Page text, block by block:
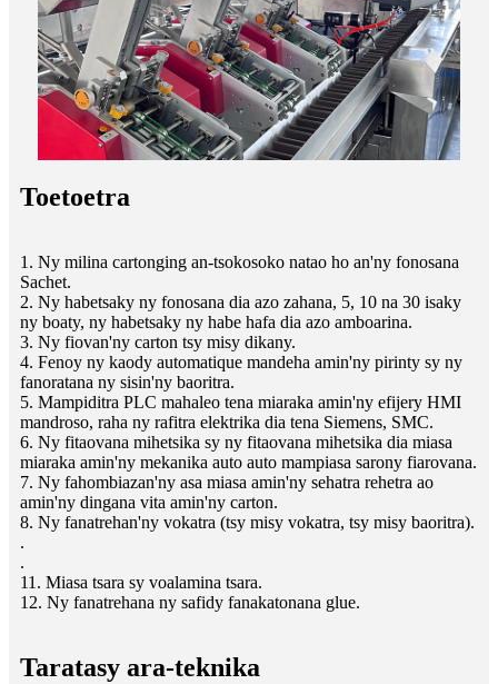
Toetoetra
1. Ny milina cartonging an-tsokosoko natao ho an'ny fonosana
Sachet.
2. Ny habetsaky ny fonosana dia azo zahana, 5, 10 na 30 isaky
ny boaty, ny habetsaky ny habe hafa dia azo amboarina.
3. Ny fiovan'ny carton tsy misy dikany.
4. Fenoy ny kaody automatique mandeha amin'ny pirinty sy ny
fanoratana ny sisin'ny baoritra.
5. Mampiditra PLC mahaleo tena miaraka amin'ny efijery HMI
mandroso, raha ny rafitra elektrika dia tena Siemens, SMC.
6. Ny fitaovana mihetsika sy ny fitaovana mihetsika dia miasa
miaraka amin'ny mekanika auto auto mampiasa sarony fiarovana.
7. Ny fahombiazan'ny asa miasa amin'ny sehatra rehetra ao
amin'ny dingana vita amin'ny carton.
8. Ny fanatrehan'ny vokatra (tsy misy vokatra, tsy misy baoritra).
.
.
11. Miasa tsara sy voalamina tsara.
12. Ny fanatrehana ny safidy fanakatonana glue.
Taratasy ara-teknika